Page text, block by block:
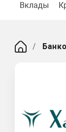
Вклады